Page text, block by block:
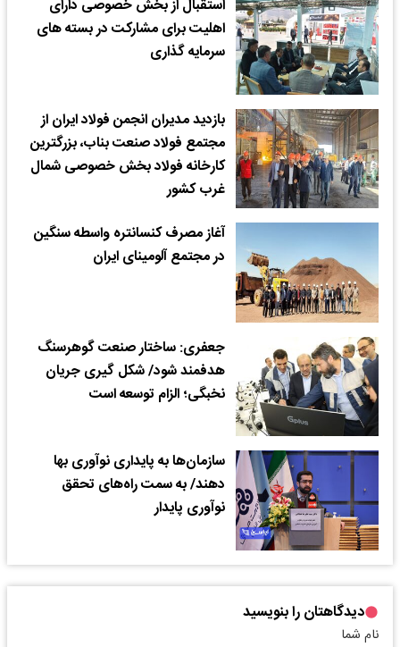
استقبال از بخش خصوصی دارای
اهلیت برای مشارکت در بسته های
سرمایه گذاری
بازدید مدیران انجمن فولاد ایران از
مجتمع فولاد صنعت بناب، بزرگترین
کارخانه فولاد بخش خصوصی شمال
غرب کشور
آغاز مصرف کنسانتره واسطه سنگین
در مجتمع آلومینای ایران
جعفری: ساختار صنعت گوهرسنگ
هدفمند شود/ شکل گیری جریان
نخبگی؛ الزام توسعه است
سازمان‌ها به پایداری نوآوری بها
دهند/ به سمت راه‌های تحقق
نوآوری پایدار
دیدگاهتان را بنویسید
نام شما